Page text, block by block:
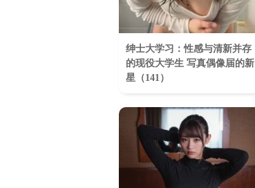
绅士大学习：性感与清新并存
的现役大学生 写真偶像届的新
星（141）